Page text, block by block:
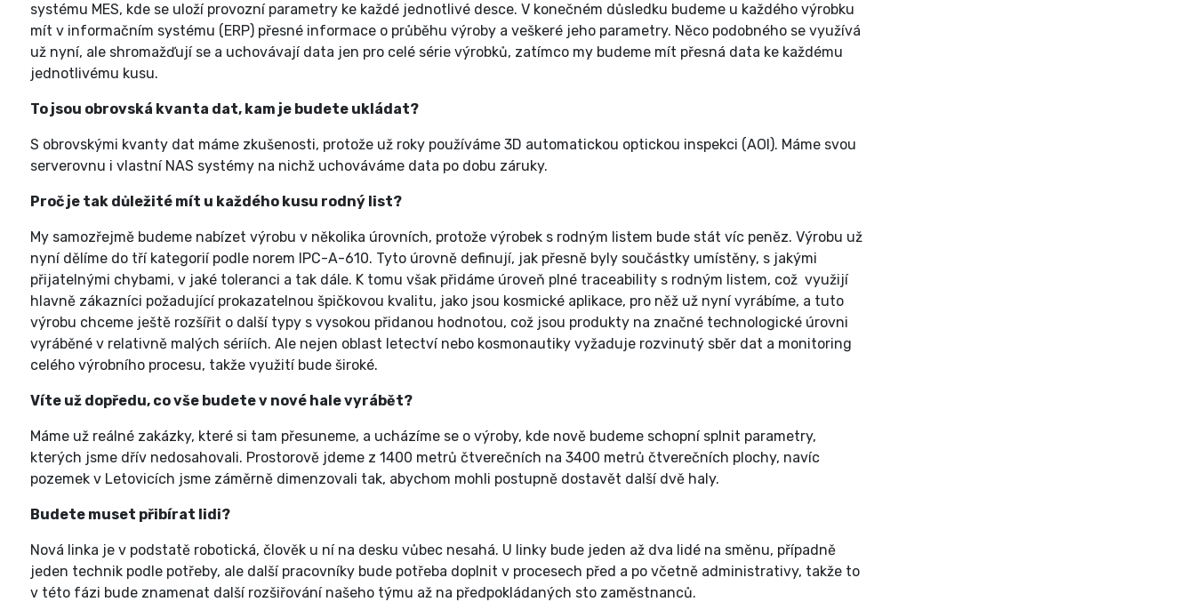
systému MES, kde se uloží provozní parametry ke každé jednotlivé desce. V konečném důsledku budeme u každého výrobku
mít v informačním systému (ERP) přesné informace o průběhu výroby a veškeré jeho parametry. Něco podobného se využívá
už nyní, ale shromažďují se a uchovávají data jen pro celé série výrobků, zatímco my budeme mít přesná data ke každému
jednotlivému kusu.
To jsou obrovská kvanta dat, kam je budete ukládat?
S obrovskými kvanty dat máme zkušenosti, protože už roky používáme 3D automatickou optickou inspekci (AOI). Máme svou
serverovnu i vlastní NAS systémy na nichž uchováváme data po dobu záruky.
Proč je tak důležité mít u každého kusu rodný list?
My samozřejmě budeme nabízet výrobu v několika úrovních, protože výrobek s rodným listem bude stát víc peněz. Výrobu už
nyní dělíme do tří kategorií podle norem IPC-A-610. Tyto úrovně definují, jak přesně byly součástky umístěny, s jakými
přijatelnými chybami, v jaké toleranci a tak dále. K tomu však přidáme úroveň plné traceability s rodným listem, což využijí
hlavně zákazníci požadující prokazatelnou špičkovou kvalitu, jako jsou kosmické aplikace, pro něž už nyní vyrábíme, a tuto
výrobu chceme ještě rozšířit o další typy s vysokou přidanou hodnotou, což jsou produkty na značné technologické úrovni
vyráběné v relativně malých sériích. Ale nejen oblast letectví nebo kosmonautiky vyžaduje rozvinutý sběr dat a monitoring
celého výrobního procesu, takže využití bude široké.
Víte už dopředu, co vše budete v nové hale vyrábět?
Máme už reálné zakázky, které si tam přesuneme, a ucházíme se o výroby, kde nově budeme schopní splnit parametry,
kterých jsme dřív nedosahovali. Prostorově jdeme z 1400 metrů čtverečních na 3400 metrů čtverečních plochy, navíc
pozemek v Letovicích jsme záměrně dimenzovali tak, abychom mohli postupně dostavět další dvě haly.
Budete muset přibírat lidi?
Nová linka je v podstatě robotická, člověk u ní na desku vůbec nesahá. U linky bude jeden až dva lidé na směnu, případně
jeden technik podle potřeby, ale další pracovníky bude potřeba doplnit v procesech před a po včetně administrativy, takže to
v této fázi bude znamenat další rozšiřování našeho týmu až na předpokládaných sto zaměstnanců.